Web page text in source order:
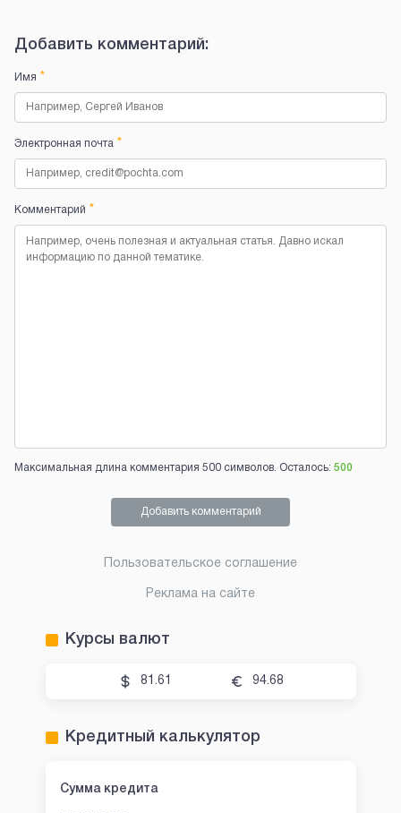
Добавить комментарий:
Имя *
Электронная почта *
Комментарий *
Максимальная длина комментария 500 символов. Осталось: 500
Добавить комментарий
Пользовательское соглашение
Реклама на сайте
Курсы валют
81.61 94.68
Кредитный калькулятор
Сумма кредита